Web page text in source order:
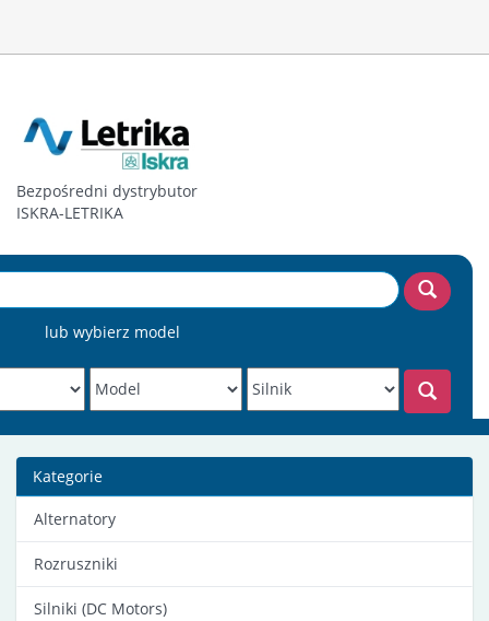
Bezpośredni dystrybutor
ISKRA-LETRIKA
lub wybierz model
Kategorie
Alternatory
Rozruszniki
Silniki (DC Motors)